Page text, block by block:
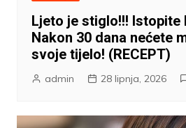
Ljeto je stiglo!!! Istopite
Nakon 30 dana nećete
svoje tijelo! (RECEPT)
admin 28 lipnja, 2026